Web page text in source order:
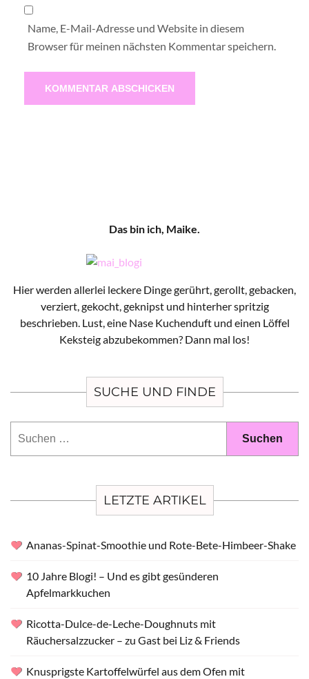
Name, E-Mail-Adresse und Website in diesem
Browser für meinen nächsten Kommentar speichern.
Das bin ich, Maike.
Hier werden allerlei leckere Dinge gerührt, gerollt, gebacken,
verziert, gekocht, geknipst und hinterher spritzig
beschrieben. Lust, eine Nase Kuchenduft und einen Löffel
Keksteig abzubekommen? Dann mal los!
SUCHE UND FINDE
LETZTE ARTIKEL
Ananas-Spinat-Smoothie und Rote-Bete-Himbeer-Shake
10 Jahre Blogi! – Und es gibt gesünderen
Apfelmarkkuchen
Ricotta-Dulce-de-Leche-Doughnuts mit
Räuchersalzzucker – zu Gast bei Liz & Friends
Knusprigste Kartoffelwürfel aus dem Ofen mit